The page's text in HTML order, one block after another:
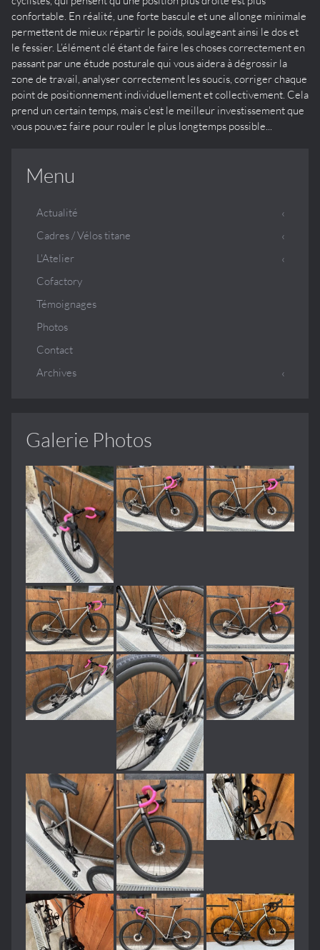
confortable. En réalité, une forte bascule et une allonge minimale
permettent de mieux répartir le poids, soulageant ainsi le dos et
le fessier. L’élément clé étant de faire les choses correctement en
passant par une étude posturale qui vous aidera à dégrossir la
zone de travail, analyser correctement les soucis, corriger chaque
point de positionnement individuellement et collectivement. Cela
prend un certain temps, mais c'est le meilleur investissement que
vous pouvez faire pour rouler le plus longtemps possible...
Menu
Actualité
Cadres / Vélos titane
L'Atelier
Cofactory
Témoignages
Photos
Contact
Archives
Galerie Photos